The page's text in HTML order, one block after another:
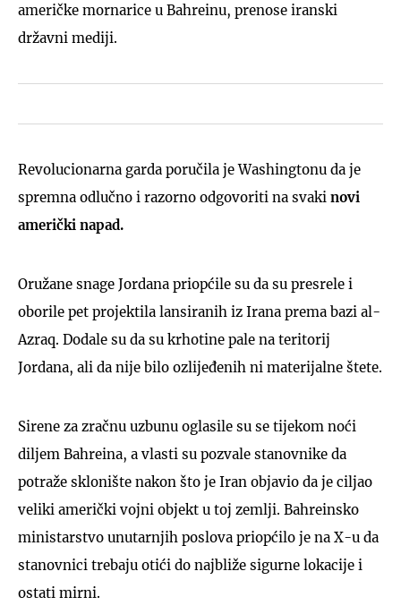
američke mornarice u Bahreinu, prenose iranski
državni mediji.
Revolucionarna garda poručila je Washingtonu da je
spremna odlučno i razorno odgovoriti na svaki novi
američki napad.
Oružane snage Jordana priopćile su da su presrele i
oborile pet projektila lansiranih iz Irana prema bazi al-
Azraq. Dodale su da su krhotine pale na teritorij
Jordana, ali da nije bilo ozlijeđenih ni materijalne štete.
Sirene za zračnu uzbunu oglasile su se tijekom noći
diljem Bahreina, a vlasti su pozvale stanovnike da
potraže sklonište nakon što je Iran objavio da je ciljao
veliki američki vojni objekt u toj zemlji. Bahreinsko
ministarstvo unutarnjih poslova priopćilo je na X-u da
stanovnici trebaju otići do najbliže sigurne lokacije i
ostati mirni.